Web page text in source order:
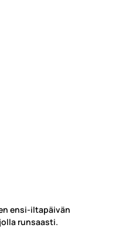
ensi-iltapäivän
runsaasti.